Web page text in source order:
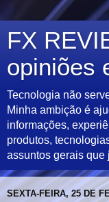
FX
opiniões
Tecnologia não
Minha ambição é
informações,
produtos,
assuntos gerais que
SEXTA-FEIRA, 25 DE